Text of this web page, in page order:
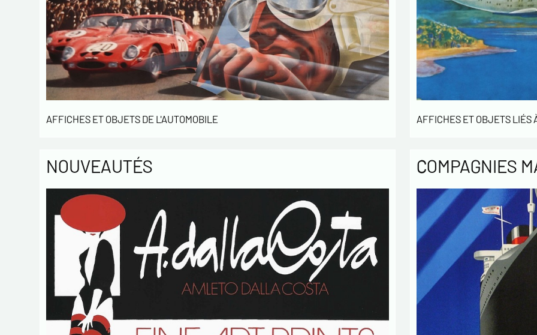
En
En
AFFICHES ET OBJETS DE L'AUTOMOBILE AFFICHES ET OBJETS LIÉS
NOUVEAUTÉS COMPAGNIES